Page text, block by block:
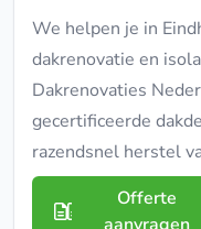
We helpen je in
dakrenovatie en
Dakrenovaties
gecertificeerde
razendsnel herstel
Offerte